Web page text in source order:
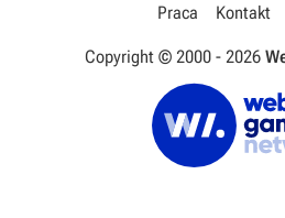
Praca
Kontakt
Copyright © 2000 - 2026